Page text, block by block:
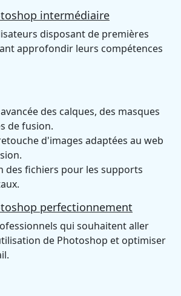
intermédiaire
disposant de premières
approfondir leurs compétences
des calques, des masques
de fusion.
d'images adaptées au web
des fichiers pour les supports
perfectionnement
qui souhaitent aller
de Photoshop et optimiser